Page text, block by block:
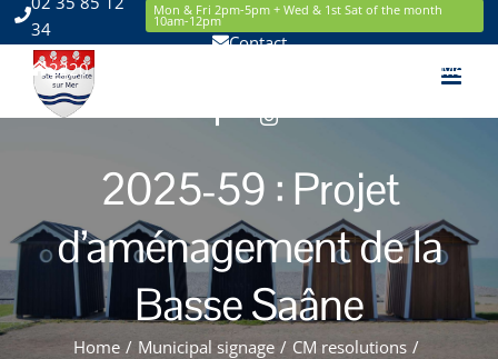
Skip
to
content
34
Mon & Fri 2pm-5pm + Wed & 1st Sat of the month
10am-12pm
Contact
2220 Route de la Mer 76119 Sainte Marguerite sur Mer
FacebookInstagram
2025-59 : Projet
d’aménagement de la
Basse Saâne
Home / Municipal signage / CM resolutions /